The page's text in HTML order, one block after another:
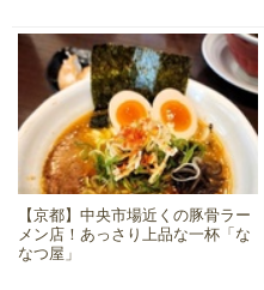
【京都】中央市場近くの豚骨ラー
メン店！あっさり上品な一杯「な
なつ屋」